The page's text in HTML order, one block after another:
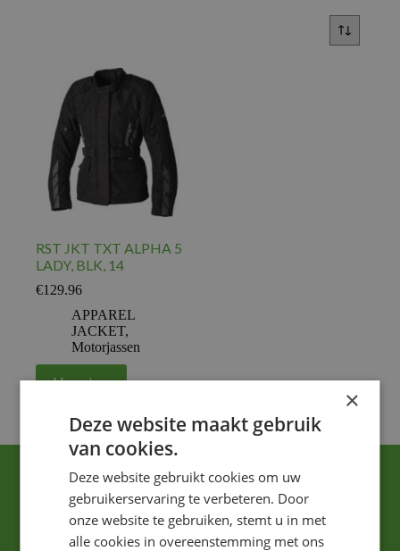
RST JKT TXT ALPHA 5
LADY, BLK, 14
€129.96
APPAREL
JACKET,
Motorjassen
Voeg toe
×
Deze website maakt gebruik
van cookies.
Deze website gebruikt cookies om uw
gebruikerservaring te verbeteren. Door
onze website te gebruiken, stemt u in met
alle cookies in overeenstemming met ons